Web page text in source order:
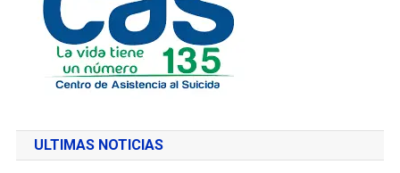
ULTIMAS NOTICIAS